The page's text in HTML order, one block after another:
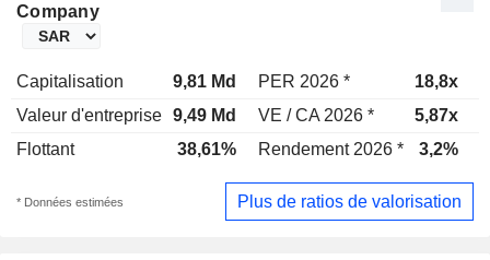
Company
Capitalisation 9,81 Md PER 2026 * 18,8x
Valeur d'entreprise 9,49 Md VE / CA 2026 * 5,87x
Flottant
38,61% Rendement 2026 * 3,2%
* Données estimées Plus de ratios de valorisation